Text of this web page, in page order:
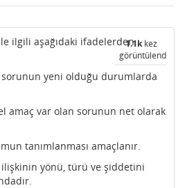
1.1kkez
görüntülendi
ile ilgili aşağıdaki ifadelerden
sorunun yeni olduğu durumlarda
amaç var olan sorunun net olarak
tanımlanması amaçlanır.
ilişkinin yönü, türü ve şiddetini